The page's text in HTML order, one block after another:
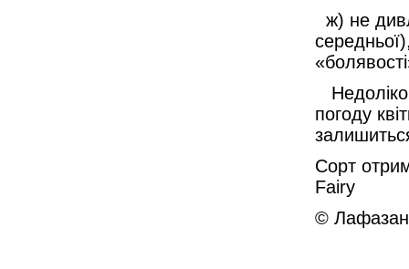
ж) не
погоду
Cорт
Fairy
©